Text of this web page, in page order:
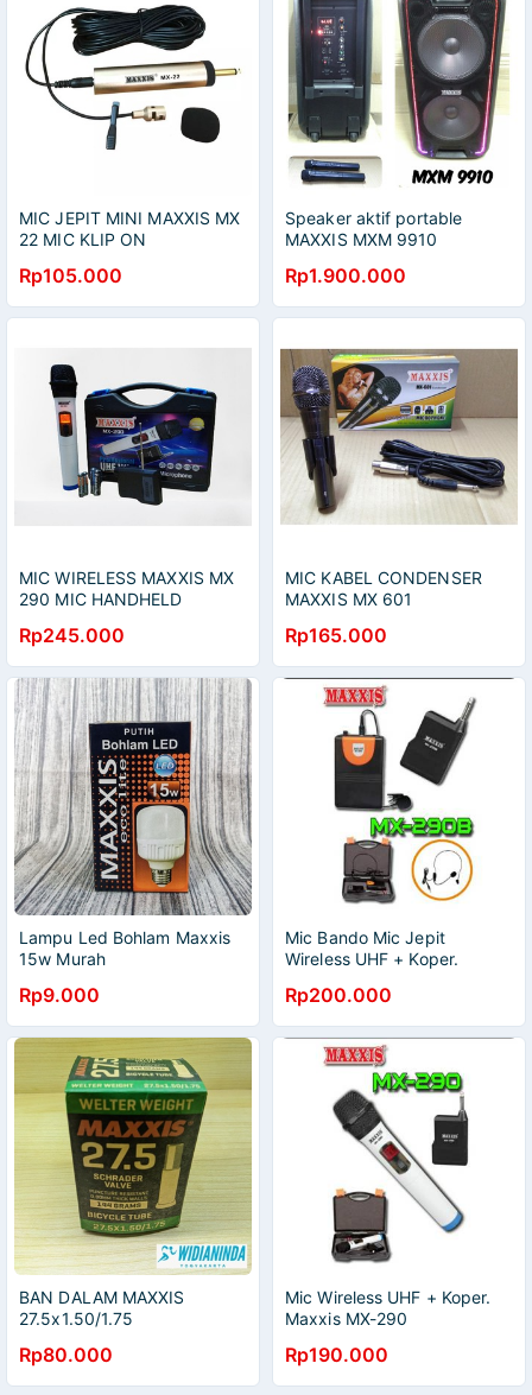
MIC JEPIT MINI MAXXIS MX
22 MIC KLIP ON
Rp105.000
Speaker aktif portable
MAXXIS MXM 9910
portabel active double
mxm9910
Rp1.900.000
MIC WIRELESS MAXXIS MX
290 MIC HANDHELD
Rp245.000
MIC KABEL CONDENSER
MAXXIS MX 601
Rp165.000
Lampu Led Bohlam Maxxis
15w Murah
Rp9.000
Mic Bando Mic Jepit
Wireless UHF + Koper.
Rp200.000
BAN DALAM MAXXIS
27.5x1.50/1.75
Rp80.000
Mic Wireless UHF + Koper.
Maxxis MX-290
Rp190.000